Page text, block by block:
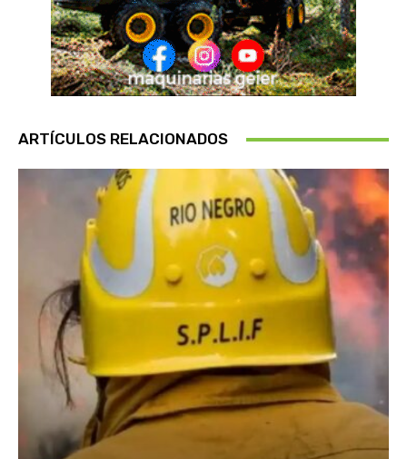
ARTÍCULOS RELACIONADOS